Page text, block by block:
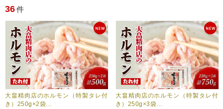
お礼の品から探す
お礼の品をカテゴリや金額で絞り込み
自治体から探す
ランキング
36件
大畠精肉店のホルモン（特製タレ付
き）250g×2袋…
大畠精肉店のホルモン（特製タレ付
き）250g×3袋…